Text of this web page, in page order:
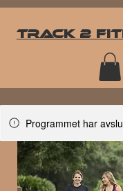
Track2
Programmet har